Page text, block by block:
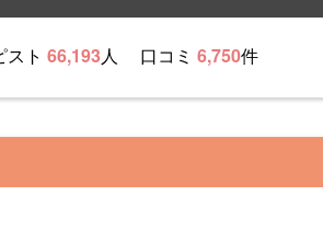
スト 66,193人 口コミ 6,750件